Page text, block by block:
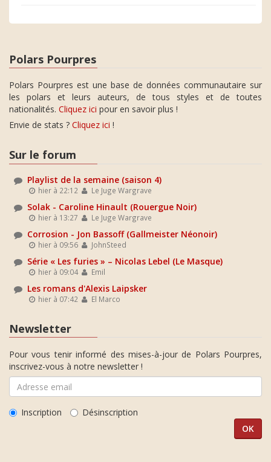
Polars Pourpres
Polars Pourpres est une base de données communautaire sur
les polars et leurs auteurs, de tous styles et de toutes
nationalités. Cliquez ici pour en savoir plus !
Envie de stats ? Cliquez ici !
Sur le forum
Playlist de la semaine (saison 4)
hier à 22:12 Le Juge Wargrave
Solak - Caroline Hinault (Rouergue Noir)
hier à 13:27 Le Juge Wargrave
Corrosion - Jon Bassoff (Gallmeister Néonoir)
hier à 09:56 JohnSteed
Série « Les furies » – Nicolas Lebel (Le Masque)
hier à 09:04 Emil
Les romans d'Alexis Laipsker
hier à 07:42 El Marco
Newsletter
Pour vous tenir informé des mises-à-jour de Polars Pourpres,
inscrivez-vous à notre newsletter !
Inscription Désinscription